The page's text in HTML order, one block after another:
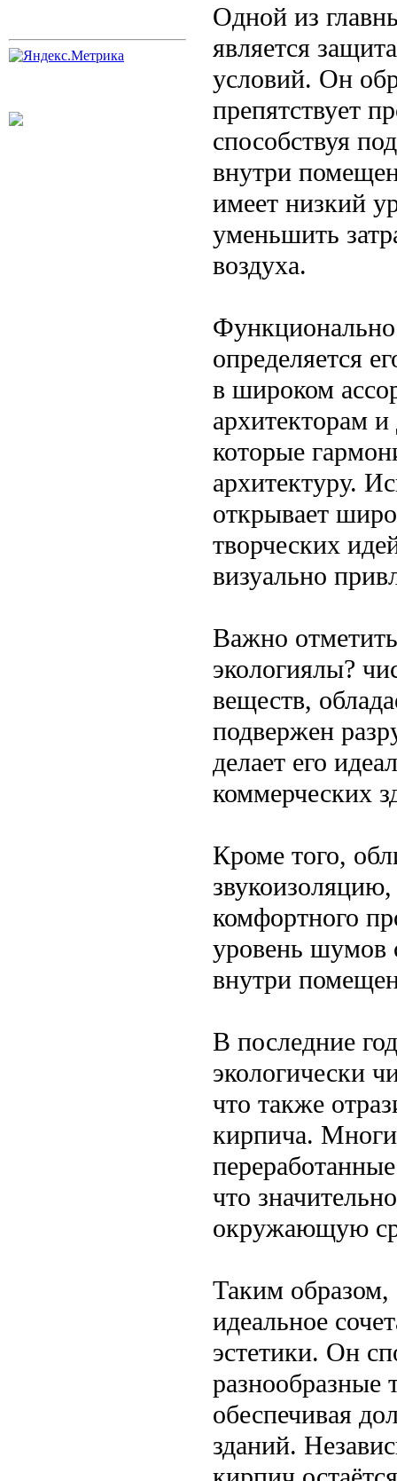
Одной из
является
условий. Он
препятствует
способствуя
внутри
имеет низкий
уменьшить
воздуха.
определяется
в широком
архитекторам
которые
архитектуру.
открывает
творческих
визуально
Важно
экологиялы?
веществ,
подвержен
делает его
коммерческих
Кроме того,
комфортного
уровень шумов
внутри
В последние
экологически
что также
кирпича.
что
окружающую
Таким образом,
идеальное
эстетики. Он
разнообразные
обеспечивая
зданий.